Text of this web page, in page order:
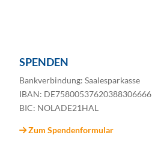
SPENDEN
Bankverbindung: Saalesparkasse
IBAN: DE75800537620388306666
BIC: NOLADE21HAL
Zum Spendenformular